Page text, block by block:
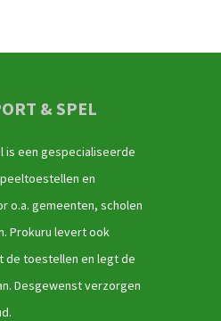
& SPEL
is een gespecialiseerde
en
o.a. gemeenten, scholen
Prokuru levert ook
de toestellen en legt de
Desgewenst verzorgen